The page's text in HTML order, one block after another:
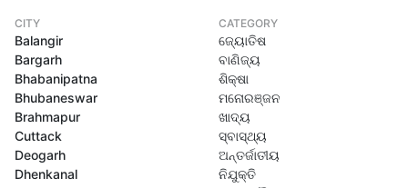
CITY
Balangir
Bargarh
Bhabanipatna
Bhubaneswar
Brahmapur
Cuttack
Deogarh
Dhenkanal
CATEGORY
ଜ୍ୟୋତିଷ
ବାଣିଜ୍ୟ
ଶିକ୍ଷା
ମନୋରଞ୍ଜନ
ଖାଦ୍ୟ
ସ୍ବାସ୍ଥ୍ୟ
ଅନ୍ତର୍ଜାତୀୟ
ନିଯୁକ୍ତି